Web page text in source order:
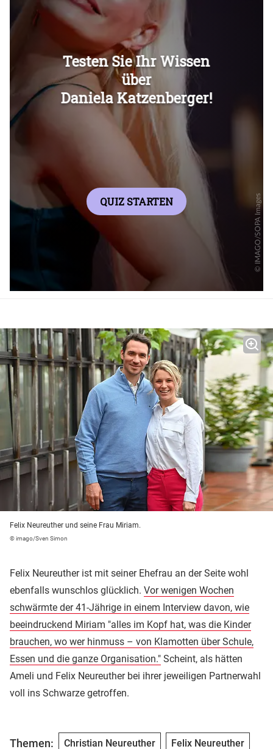
Felix Neureuther und seine Frau Miriam.
© imago/Sven Simon
Felix Neureuther ist mit seiner Ehefrau an der Seite wohl
ebenfalls wunschlos glücklich. Vor wenigen Wochen
schwärmte der 41-Jährige in einem Interview davon, wie
beeindruckend Miriam "alles im Kopf hat, was die Kinder
brauchen, wo wer hinmuss – von Klamotten über Schule,
Essen und die ganze Organisation." Scheint, als hätten
Ameli und Felix Neureuther bei ihrer jeweiligen Partnerwahl
voll ins Schwarze getroffen.
Themen: Christian Neureuther Felix Neureuther